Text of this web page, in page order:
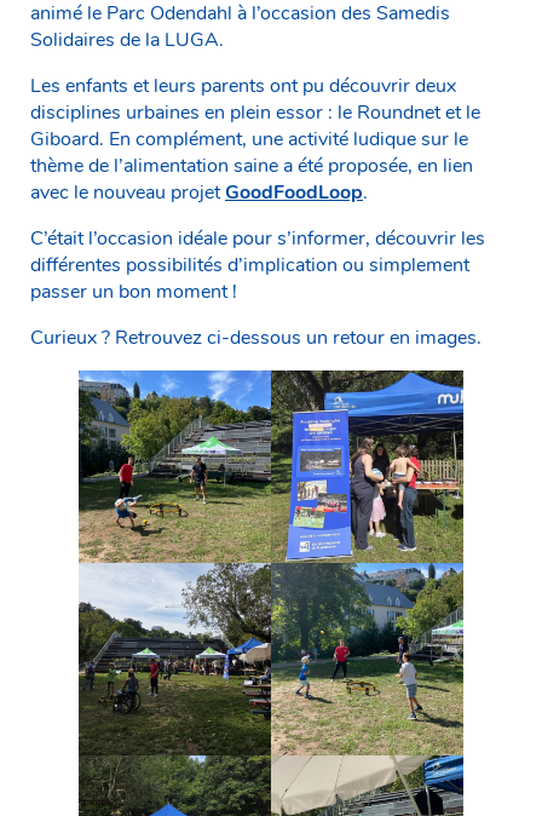
animé le Parc Odendahl à l’occasion des Samedis
Solidaires de la LUGA.
Les enfants et leurs parents ont pu découvrir deux
disciplines urbaines en plein essor : le Roundnet et le
Giboard. En complément, une activité ludique sur le
thème de l’alimentation saine a été proposée, en lien
avec le nouveau projetGoodFoodLoop.
C’était l’occasion idéale pour s’informer, découvrir les
différentes possibilités d’implication ou simplement
passer un bon moment !
Curieux ? Retrouvez ci-dessous un retour en images.